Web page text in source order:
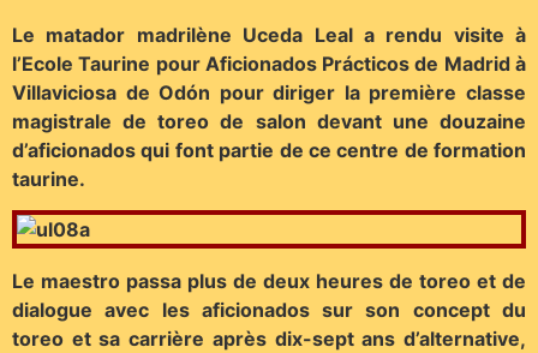
Le matador madrilène Uceda Leal a rendu visite à
l’Ecole Taurine pour Aficionados Prácticos de Madrid à
Villaviciosa de Odón pour diriger la première classe
magistrale de toreo de salon devant une douzaine
d’aficionados qui font partie de ce centre de formation
taurine.
Le maestro passa plus de deux heures de toreo et de
dialogue avec les aficionados sur son concept du
toreo et sa carrière après dix-sept ans d’alternative,